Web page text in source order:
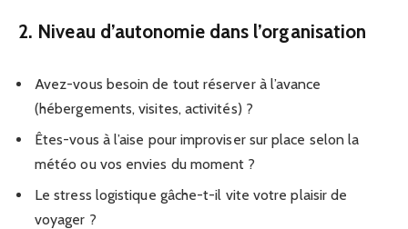
2. Niveau d’autonomie dans l’organisation
Avez-vous besoin de tout réserver à l’avance
(hébergements, visites, activités) ?
Êtes-vous à l’aise pour improviser sur place selon la
météo ou vos envies du moment ?
Le stress logistique gâche-t-il vite votre plaisir de
voyager ?